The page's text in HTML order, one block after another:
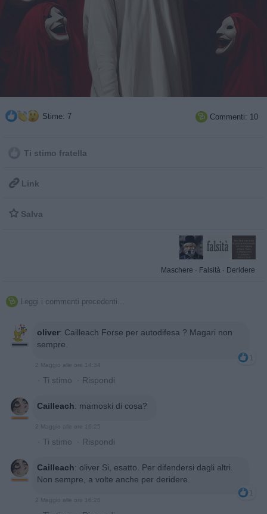
Stime: 7  Commenti: 10
Ti stimo fratella
 Link
 Salva
Maschere · Falsità · Deridere
 Leggi i commenti precedenti...
oliver: Cailleach Forse per autodifesa ? Magari non
sempre.
1
2 Maggio alle ore 14:34
· Ti stimo · Rispondi
Cailleach: mamoski di cosa?
2 Maggio alle ore 16:25
· Ti stimo · Rispondi
Cailleach: oliver Si, esatto. Per difendersi dagli altri.
Non sempre, a volte anche per deridere.
1
2 Maggio alle ore 16:26